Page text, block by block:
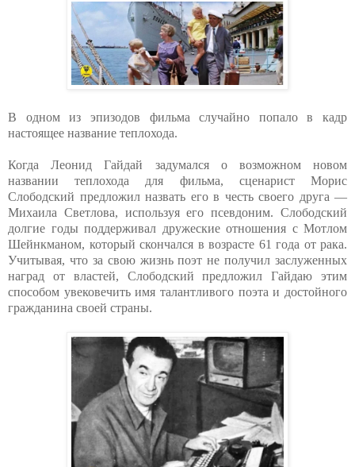
В одном из эпизодов фильма случайно попало в кадр
настоящее название теплохода.
Когда Леонид Гайдай задумался о возможном новом
названии теплохода для фильма, сценарист Морис
Слободский предложил назвать его в честь своего друга —
Михаила Светлова, используя его псевдоним. Слободский
долгие годы поддерживал дружеские отношения с Мотлом
Шейнкманом, который скончался в возрасте 61 года от рака.
Учитывая, что за свою жизнь поэт не получил заслуженных
наград от властей, Слободский предложил Гайдаю этим
способом увековечить имя талантливого поэта и достойного
гражданина своей страны.